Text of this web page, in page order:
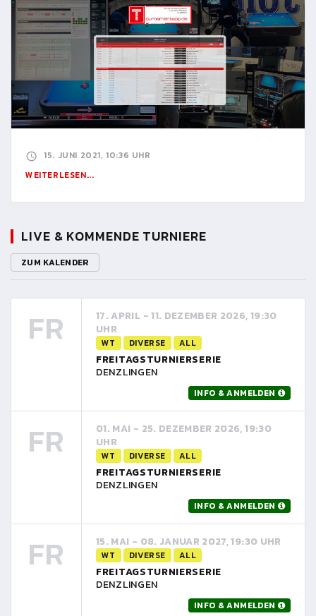
15. JUNI 2021, 10:36 UHR
WEITERLESEN...
LIVE & KOMMENDE TURNIERE
ZUM KALENDER
FR
17. APRIL - 11. DEZEMBER 2026, 19:30
UHR
WT DIVERSE ALL
FREITAGSTURNIERSERIE
DENZLINGEN
INFO & ANMELDEN
FR
01. MAI - 25. DEZEMBER 2026, 19:30
UHR
WT DIVERSE ALL
FREITAGSTURNIERSERIE
DENZLINGEN
INFO & ANMELDEN
FR 15. MAI - 08. JANUAR 2027, 19:30 UHR
WT DIVERSE ALL
FREITAGSTURNIERSERIE
DENZLINGEN
INFO & ANMELDEN